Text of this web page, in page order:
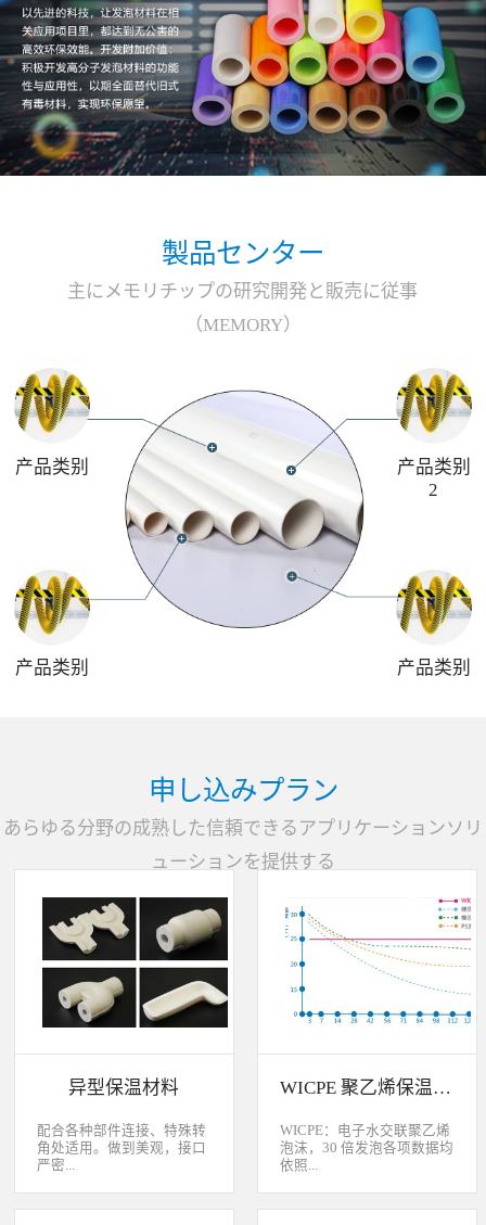
製品センター
主にメモリチップの研究開発と販売に従事
（MEMORY）
产品类别
产品类别
2
产品类别
产品类别
申し込みプラン
あらゆる分野の成熟した信頼できるアプリケーションソリ
ューションを提供する
异型保温材料
配合各种部件连接、特殊转
角处适用。做到美观，接口
严密...
WICPE 聚乙烯保温材料各种特性比较说明
WICPE：电子水交联聚乙烯
泡沫，30 倍发泡各项数据均
依照...